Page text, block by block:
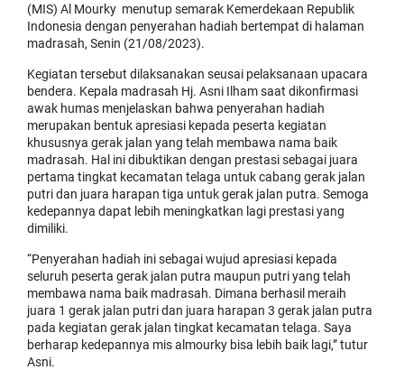
(MIS) Al Mourky menutup semarak Kemerdekaan Republik
Indonesia dengan penyerahan hadiah bertempat di halaman
madrasah, Senin (21/08/2023).
Kegiatan tersebut dilaksanakan seusai pelaksanaan upacara
bendera. Kepala madrasah Hj. Asni Ilham saat dikonfirmasi
awak humas menjelaskan bahwa penyerahan hadiah
merupakan bentuk apresiasi kepada peserta kegiatan
khususnya gerak jalan yang telah membawa nama baik
madrasah. Hal ini dibuktikan dengan prestasi sebagai juara
pertama tingkat kecamatan telaga untuk cabang gerak jalan
putri dan juara harapan tiga untuk gerak jalan putra. Semoga
kedepannya dapat lebih meningkatkan lagi prestasi yang
dimiliki.
“Penyerahan hadiah ini sebagai wujud apresiasi kepada
seluruh peserta gerak jalan putra maupun putri yang telah
membawa nama baik madrasah. Dimana berhasil meraih
juara 1 gerak jalan putri dan juara harapan 3 gerak jalan putra
pada kegiatan gerak jalan tingkat kecamatan telaga. Saya
berharap kedepannya mis almourky bisa lebih baik lagi,” tutur
Asni.